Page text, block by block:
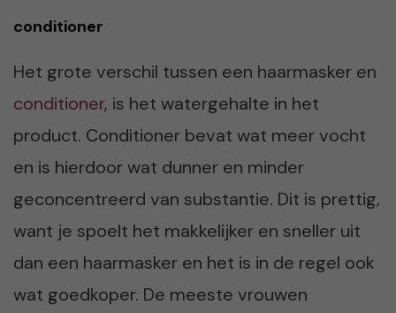
conditioner
Het grote verschil tussen een haarmasker en
conditioner, is het watergehalte in het
product. Conditioner bevat wat meer vocht
en is hierdoor wat dunner en minder
geconcentreerd van substantie. Dit is prettig,
want je spoelt het makkelijker en sneller uit
dan een haarmasker en het is in de regel ook
wat goedkoper. De meeste vrouwen